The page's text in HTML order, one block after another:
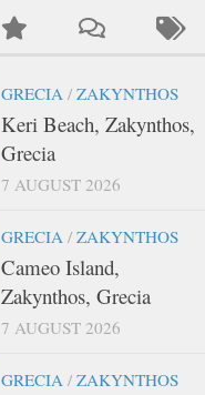
GRECIA / ZAKYNTHOS
Keri Beach, Zakynthos,
Grecia
7 AUGUST 2026
GRECIA / ZAKYNTHOS
Cameo Island,
Zakynthos, Grecia
7 AUGUST 2026
GRECIA / ZAKYNTHOS